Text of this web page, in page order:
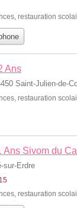
, restauration
Ans
Saint-Julien-de-
, restauration
Ans Sivom du
sur-Erdre
restauration